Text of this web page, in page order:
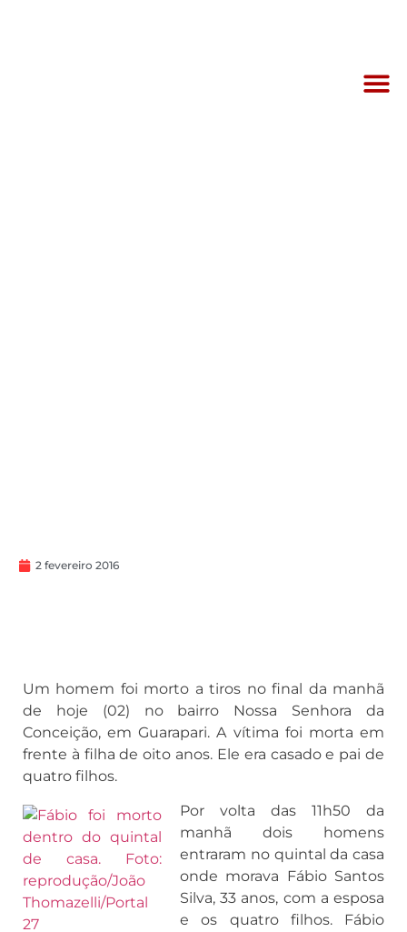
2 fevereiro 2016
Um homem foi morto a tiros no final da manhã
de hoje (02) no bairro Nossa Senhora da
Conceição, em Guarapari. A vítima foi morta em
frente à filha de oito anos. Ele era casado e pai de
quatro filhos.
Por volta das 11h50 da
manhã dois homens
entraram no quintal da casa
onde morava Fábio Santos
Silva, 33 anos, com a esposa
e os quatro filhos. Fábio